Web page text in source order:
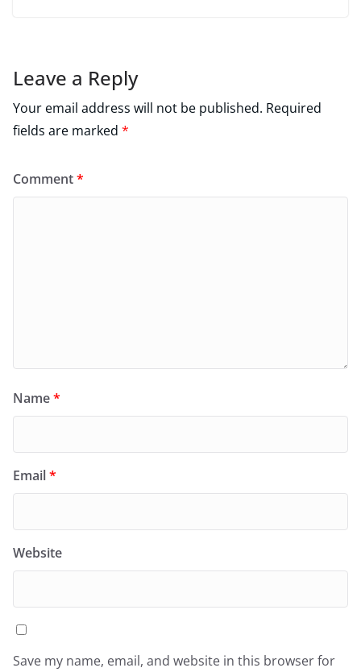
Leave a Reply
Your email address will not be published. Required
fields are marked *
Comment*
Name*
Email*
Website
Save my name, email, and website in this browser for